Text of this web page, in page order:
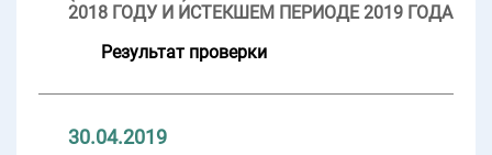
2018 ГОДУ И ИСТЕКШЕМ ПЕРИОДЕ 2019 ГОДА
Результат проверки
30.04.2019